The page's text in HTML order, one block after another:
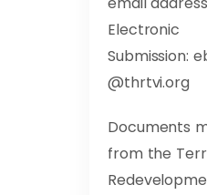
Electronic
Submission:
@thrtvi.org
Documents
from the